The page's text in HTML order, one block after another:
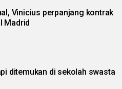
kontrak
Madrid
ditemukan di sekolah swasta